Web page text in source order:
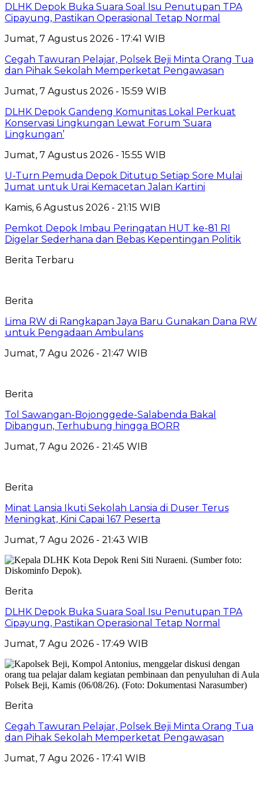
DLHK Depok Buka Suara Soal Isu Penutupan TPA
Cipayung, Pastikan Operasional Tetap Normal
Jumat, 7 Agustus 2026 - 17:41 WIB
Cegah Tawuran Pelajar, Polsek Beji Minta Orang Tua
dan Pihak Sekolah Memperketat Pengawasan
Jumat, 7 Agustus 2026 - 15:59 WIB
DLHK Depok Gandeng Komunitas Lokal Perkuat
Konservasi Lingkungan Lewat Forum ‘Suara
Lingkungan’
Jumat, 7 Agustus 2026 - 15:55 WIB
U-Turn Pemuda Depok Ditutup Setiap Sore Mulai
Jumat untuk Urai Kemacetan Jalan Kartini
Kamis, 6 Agustus 2026 - 21:15 WIB
Pemkot Depok Imbau Peringatan HUT ke-81 RI
Digelar Sederhana dan Bebas Kepentingan Politik
Berita Terbaru
Berita
Lima RW di Rangkapan Jaya Baru Gunakan Dana RW
untuk Pengadaan Ambulans
Jumat, 7 Agu 2026 - 21:47 WIB
Berita
Tol Sawangan-Bojonggede-Salabenda Bakal
Dibangun, Terhubung hingga BORR
Jumat, 7 Agu 2026 - 21:45 WIB
Berita
Minat Lansia Ikuti Sekolah Lansia di Duser Terus
Meningkat, Kini Capai 167 Peserta
Jumat, 7 Agu 2026 - 21:43 WIB
Berita
DLHK Depok Buka Suara Soal Isu Penutupan TPA
Cipayung, Pastikan Operasional Tetap Normal
Jumat, 7 Agu 2026 - 17:49 WIB
Berita
Cegah Tawuran Pelajar, Polsek Beji Minta Orang Tua
dan Pihak Sekolah Memperketat Pengawasan
Jumat, 7 Agu 2026 - 17:41 WIB